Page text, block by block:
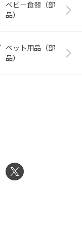
ベビー食器（部
品）
ペット用品（部
品）